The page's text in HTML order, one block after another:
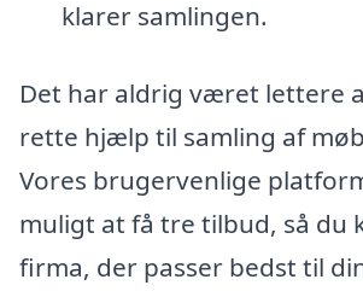
klarer samlingen.
Det har aldrig været lettere
rette hjælp til samling af
Vores brugervenlige
muligt at få tre tilbud, så du
firma, der passer bedst til